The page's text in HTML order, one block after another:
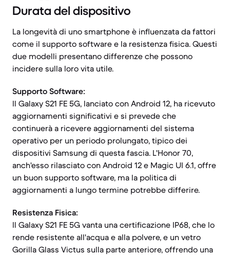
Durata del dispositivo
La longevità di uno smartphone è influenzata da fattori
come il supporto software e la resistenza fisica. Questi
due modelli presentano differenze che possono
incidere sulla loro vita utile.
Supporto Software:
Il Galaxy S21 FE 5G, lanciato con Android 12, ha ricevuto
aggiornamenti significativi e si prevede che
continuerà a ricevere aggiornamenti del sistema
operativo per un periodo prolungato, tipico dei
dispositivi Samsung di questa fascia. L'Honor 70,
anch'esso rilasciato con Android 12 e Magic UI 6.1, offre
un buon supporto software, ma la politica di
aggiornamenti a lungo termine potrebbe differire.
Resistenza Fisica:
Il Galaxy S21 FE 5G vanta una certificazione IP68, che lo
rende resistente all'acqua e alla polvere, e un vetro
Gorilla Glass Victus sulla parte anteriore, offrendo una